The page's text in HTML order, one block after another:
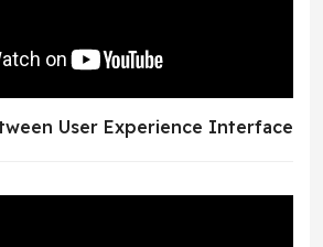
User Experience Interface